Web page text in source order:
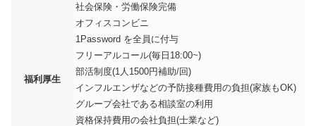
福利厚生
社会保険・労働保険完備
オフィスコンビニ
1Password を全員に付与
フリーアルコール(毎日18:00~)
部活制度(1人1500円補助/回)
インフルエンザなどの予防接種費用の負担(家族もOK)
グループ会社である相談室の利用
資格保持費用の会社負担(士業など)